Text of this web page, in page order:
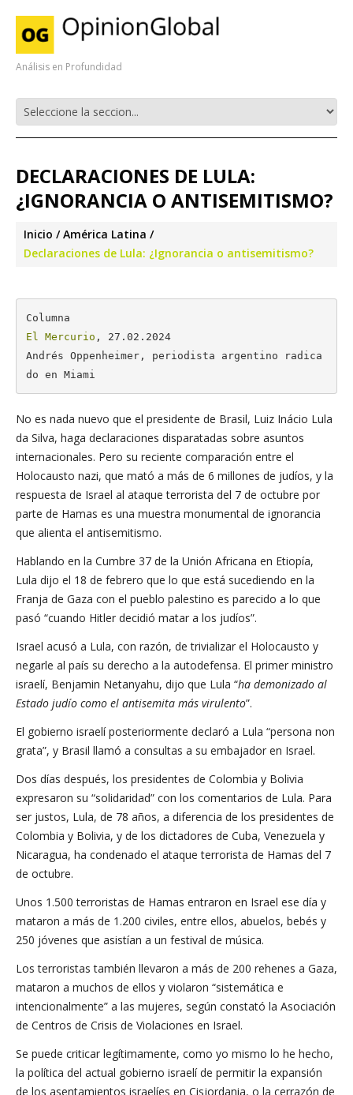
Análisis en Profundidad
DECLARACIONES DE LULA:
¿IGNORANCIA O ANTISEMITISMO?
Inicio
América Latina
Declaraciones de Lula: ¿Ignorancia o antisemitismo?
El Mercurio , 27.02.2024
Andrés Oppenheimer, periodista argentino radica
do en Miami
No es nada nuevo que el presidente de Brasil, Luiz Inácio Lula
da Silva, haga declaraciones disparatadas sobre asuntos
internacionales. Pero su reciente comparación entre el
Holocausto nazi, que mató a más de 6 millones de judíos, y la
respuesta de Israel al ataque terrorista del 7 de octubre por
parte de Hamas es una muestra monumental de ignorancia
que alienta el antisemitismo.
Hablando en la Cumbre 37 de la Unión Africana en Etiopía,
Lula dijo el 18 de febrero que lo que está sucediendo en la
Franja de Gaza con el pueblo palestino es parecido a lo que
pasó “cuando Hitler decidió matar a los judíos”.
Israel acusó a Lula, con razón, de trivializar el Holocausto y
negarle al país su derecho a la autodefensa. El primer ministro
israelí, Benjamin Netanyahu, dijo que Lula “ha demonizado al
Estado judío como el antisemita más virulento”.
El gobierno israelí posteriormente declaró a Lula “persona non
grata”, y Brasil llamó a consultas a su embajador en Israel.
Dos días después, los presidentes de Colombia y Bolivia
expresaron su “solidaridad” con los comentarios de Lula. Para
ser justos, Lula, de 78 años, a diferencia de los presidentes de
Colombia y Bolivia, y de los dictadores de Cuba, Venezuela y
Nicaragua, ha condenado el ataque terrorista de Hamas del 7
de octubre.
Unos 1.500 terroristas de Hamas entraron en Israel ese día y
mataron a más de 1.200 civiles, entre ellos, abuelos, bebés y
250 jóvenes que asistían a un festival de música.
Los terroristas también llevaron a más de 200 rehenes a Gaza,
mataron a muchos de ellos y violaron “sistemática e
intencionalmente” a las mujeres, según constató la Asociación
de Centros de Crisis de Violaciones en Israel.
Se puede criticar legítimamente, como yo mismo lo he hecho,
la política del actual gobierno israelí de permitir la expansión
de los asentamientos israelíes en Cisjordania, o la cerrazón de